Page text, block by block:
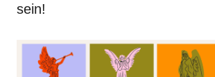
sein!